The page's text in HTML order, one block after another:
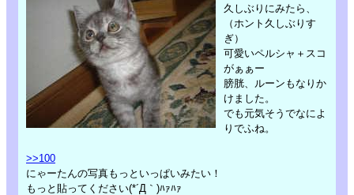
久しぶりにみたら、
（ホント久しぶりす
ぎ）
可愛いペルシャ＋スコ
がぁぁー
膀胱、ルーンもなりか
けました。
でも元気そうでなによ
りでふね。
>>100
にゃーたんの写真もっといっぱいみたい！
もっと貼ってください(*´Д｀)ﾊｧﾊｧ